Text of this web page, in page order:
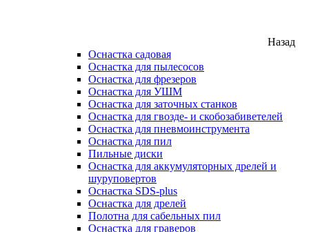
Назад
Оснастка садовая
Оснастка для пылесосов
Оснастка для фрезеров
Оснастка для УШМ
Оснастка для заточных станков
Оснастка для гвозде- и скобозабиветелей
Оснастка для пневмоинструмента
Оснастка для пил
Пильные диски
Оснастка для аккумуляторных дрелей и
шуруповертов
Оснастка SDS-plus
Оснастка для дрелей
Полотна для сабельных пил
Оснастка для граверов